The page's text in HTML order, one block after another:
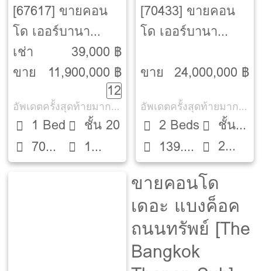
[67617] ขายคอน
โด เออร์บานา
สาทร [Urbana
Sathorn]
เช่า
39,000 ฿
ขาย
11,900,000 ฿
12
อัพเดตครั้งสุดท้ายมากกว่า 30 วัน
1 Bed
70
ตรม.
ชั้น 20
1
ห้องน้ำ
[70433] ขายคอน
โด เออร์บานา
Sathorn]
ขาย 24,000,000 ฿
อัพเดตครั้งสุดท้ายมากกว่า 30 วัน
2 Beds
139.4
ตรม.
ชั้น
21 2
ห้องน้ำ
ขายคอนโด
เดอะ แบงค็อค
ถนนทรัพย์ [The
Bangkok